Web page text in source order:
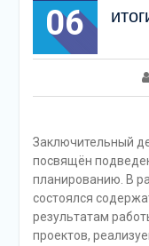
06
Заключительный
посвящён
планированию. В
состоялся
результатам
проектов,